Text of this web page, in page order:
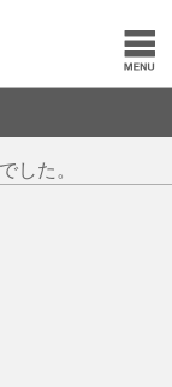
した。